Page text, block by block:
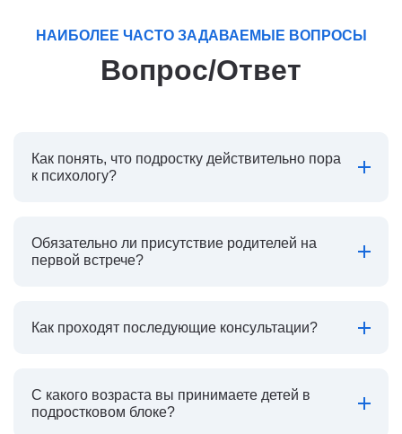
НАИБОЛЕЕ ЧАСТО ЗАДАВАЕМЫЕ ВОПРОСЫ
Вопрос/Ответ
Как понять, что подростку действительно пора
к психологу?
Обязательно ли присутствие родителей на
первой встрече?
Как проходят последующие консультации?
С какого возраста вы принимаете детей в
подростковом блоке?